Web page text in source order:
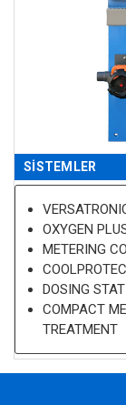
SISTEMLER
OXYGEN
METERING
DOSING
COMPACT
TREATMENT